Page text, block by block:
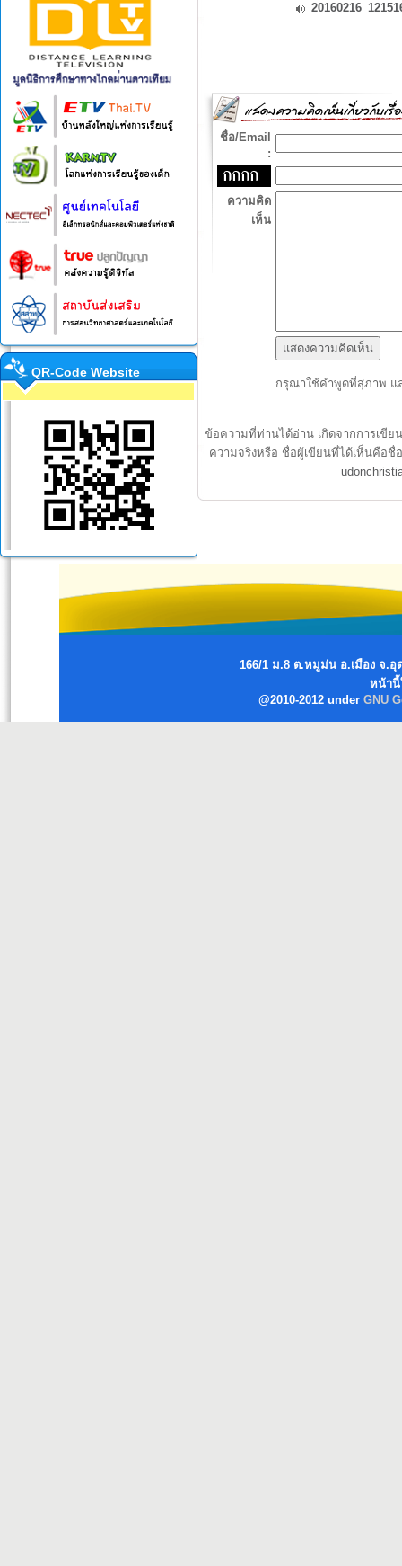
QR-Code Website
ชื่อ/Email
:
ความคิด
เห็น
กรุณาใช้คำพูดที่สุภาพ แ
ข้อความที่ท่านได้อ่าน เกิดจากการเขีย
ความจริงหรือ ชื่อผู้เขียนที่ได้เห็นคือ
166/1 ม.8 ต.หมูม่น อ.เมือง จ.อุ
หน้านี้
@2010-2012 under GNU